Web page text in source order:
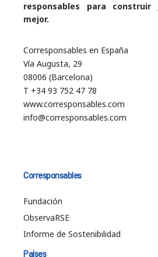
responsables para
mejor.
Corresponsables en España
Vía Augusta, 29
08006 (Barcelona)
T +34 93 752 47 78
www.corresponsables.com
info@corresponsables.com
Corresponsables
Fundación
ObservaRSE
Informe de Sostenibilidad
Países